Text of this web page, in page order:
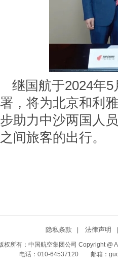
继国航于2024年
署，将为北京和利
步助力中沙两国人
之间旅客的出行。